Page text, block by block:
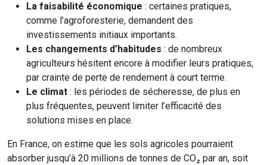
La faisabilité économique : certaines pratiques,
comme l’agroforesterie, demandent des
investissements initiaux importants.
Les changements d’habitudes : de nombreux
agriculteurs hésitent encore à modifier leurs pratiques,
par crainte de perte de rendement à court terme.
Le climat : les périodes de sécheresse, de plus en
plus fréquentes, peuvent limiter l’efficacité des
solutions mises en place.
En France, on estime que les sols agricoles pourraient
absorber jusqu’à 20 millions de tonnes de CO₂ par an, soit